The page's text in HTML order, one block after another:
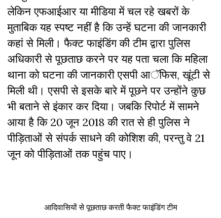
लेकिन एफआईआर या मीडिया में चल रहे खबरों के
मुताबिक यह स्पष्ट नहीं है कि उन्हें घटना की जानकारी
कहां से मिली। फैक्ट फाइंडिंग की टीम द्वारा पुलिस
अधिकारी से पूछताछ करने पर यह पता चला कि महिला
थाना को घटना की जानकारी एसपी आॅफिस, खूंटी से
मिली थी। एसपी से इसके बारे में पूछने पर उन्होंने कुछ
भी बताने से इंकार कर दिया। जबकि रिपोर्ट में सामने
आया है कि 20 जून 2018 की रात से ही पुलिस ने
पीड़िताओं से संपर्क साधने की कोशिश की, परन्तु वे 21
जून को पीड़िताओं तक पहुंच पाए।
आदिवासियों से पूछताछ करती फैक्ट फाइंडिंग टीम